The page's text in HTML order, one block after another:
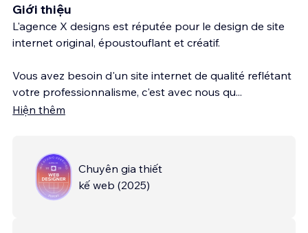
Giới thiệu
L'agence X designs est réputée pour le design de site
internet original, époustouflant et créatif.
Vous avez besoin d'un site internet de qualité reflétant
votre professionnalisme, c'est avec nous qu...
Hiện thêm
Chuyên gia thiết
kế web (2025)